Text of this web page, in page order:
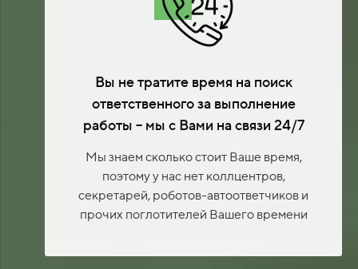
Вы не тратите время на поиск
ответственного за выполнение
работы – мы с Вами на связи 24/7
Мы знаем сколько стоит Ваше время,
поэтому у нас нет коллцентров,
секретарей, роботов-автоответчиков и
прочих поглотителей Вашего времени